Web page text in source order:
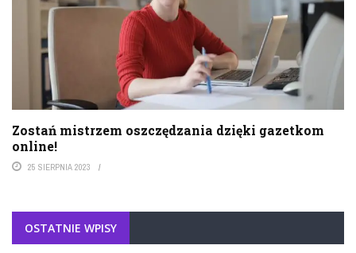
Zostań mistrzem oszczędzania dzięki gazetkom
online!
25 SIERPNIA 2023
OSTATNIE WPISY